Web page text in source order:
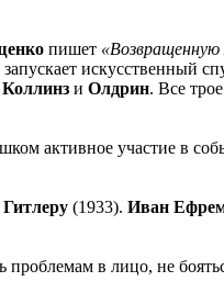
пишет
запускает искусственный
Коллинз и Олдрин. Все
активное участие в
Гитлеру (1933). Иван
в лицо, не